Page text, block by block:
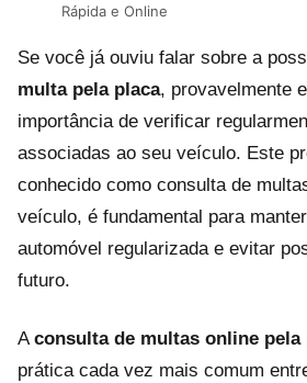
Rápida e Online
Se você já ouviu falar sobre a
multa pela placa, provavelmente
importância de verificar
associadas ao seu veículo. Este
conhecido como consulta de
veículo, é fundamental para
automóvel regularizada e evitar
futuro.
Aconsulta de multas online pela
prática cada vez mais comum